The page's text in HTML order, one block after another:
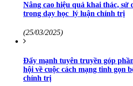
Nâng cao hiệu quả khai thác, sử
trong dạy học lý luận chính trị
(25/03/2025)
Đẩy mạnh tuyên truyền góp
hội về cuộc cách mạng tinh gọn
chính trị